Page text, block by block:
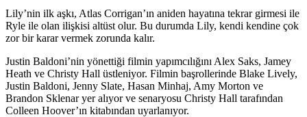
Lily’nin ilk aşkı, Atlas Corrigan’ın aniden hayatına tekrar girmesi ile
Ryle ile olan ilişkisi altüst olur. Bu durumda Lily, kendi kendine çok
zor bir karar vermek zorunda kalır.
Justin Baldoni’nin yönettiği filmin yapımcılığını Alex Saks, Jamey
Heath ve Christy Hall üstleniyor. Filmin başrollerinde Blake Lively,
Justin Baldoni, Jenny Slate, Hasan Minhaj, Amy Morton ve
Brandon Sklenar yer alıyor ve senaryosu Christy Hall tarafından
Colleen Hoover’ın kitabından uyarlanıyor.